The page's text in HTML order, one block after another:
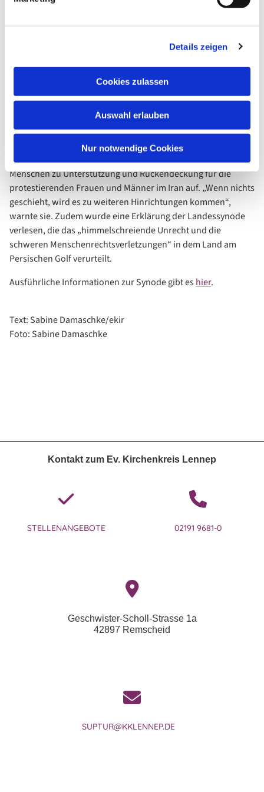
Details zeigen
Cookies zulassen
Auswahl erlauben
Nur notwendige Cookies
Mehrheit geeinigt. Demnach beläuft sich die durchschnittliche
Wochenarbeitszeit künftig in Vollzeit auf 41 Stunden.
Beeindruckend: Politisches Nachtgebet
Besonders beeindruckend war für sie alle das Politische
Nachtgebet für die Demonstrierenden im Iran.
In dem Gottesdienst in der katholischen Kirche St. Albertus
Magnus rief die im Iran geborene Diplom-Pädagogin
Shabnam Arzt am vergangenen Mittwoch vor mehr als 200
Menschen zu Unterstützung und Rückendeckung für die
protestierenden Frauen und Männer im Iran auf. „Wenn nichts
geschieht, wird es zu weiteren Hinrichtungen kommen“,
warnte sie. Zudem wurde eine Erklärung der Landessynode
verlesen, die das „himmelschreiende Unrecht und die
schweren Menschenrechtsverletzungen“ in dem Land am
Persischen Golf verurteilt.
Ausführliche Informationen zur Synode gibt eshier.
Text: Sabine Damaschke/ekir
Foto: Sabine Damaschke
Kontakt zum Ev. Kirchenkreis Lennep
STELLENANGEBOTE 02191 9681-0
Geschwister-Scholl-Strasse 1a
42897 Remscheid
SUPTUR@KKLENNEP.DE